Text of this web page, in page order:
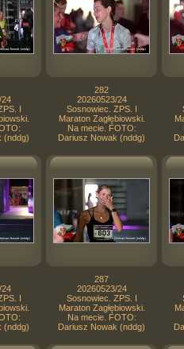
I
(nddg)
282
20260523/24
Sosnowiec. ZPS. I
Maraton Zagłębiowski.
Na mecie. FOTO:
Dariusz Nowak (nddg)
I
(nddg)
287
20260523/24
Sosnowiec. ZPS. I
Maraton Zagłębiowski.
Na mecie. FOTO:
Dariusz Nowak (nddg)